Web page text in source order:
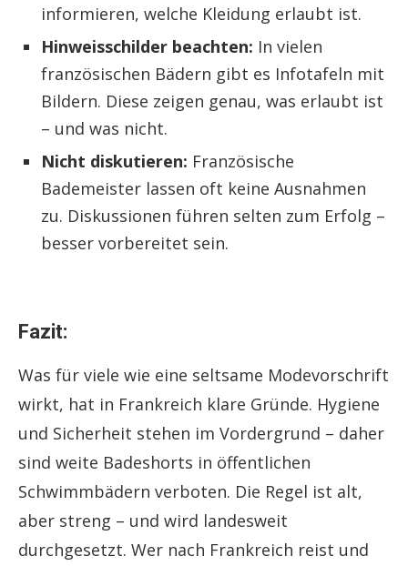
informieren, welche Kleidung erlaubt ist.
Hinweisschilder beachten: In vielen
französischen Bädern gibt es Infotafeln mit
Bildern. Diese zeigen genau, was erlaubt ist
– und was nicht.
Nicht diskutieren: Französische
Bademeister lassen oft keine Ausnahmen
zu. Diskussionen führen selten zum Erfolg –
besser vorbereitet sein.
Fazit:
Was für viele wie eine seltsame Modevorschrift
wirkt, hat in Frankreich klare Gründe. Hygiene
und Sicherheit stehen im Vordergrund – daher
sind weite Badeshorts in öffentlichen
Schwimmbädern verboten. Die Regel ist alt,
aber streng – und wird landesweit
durchgesetzt. Wer nach Frankreich reist und